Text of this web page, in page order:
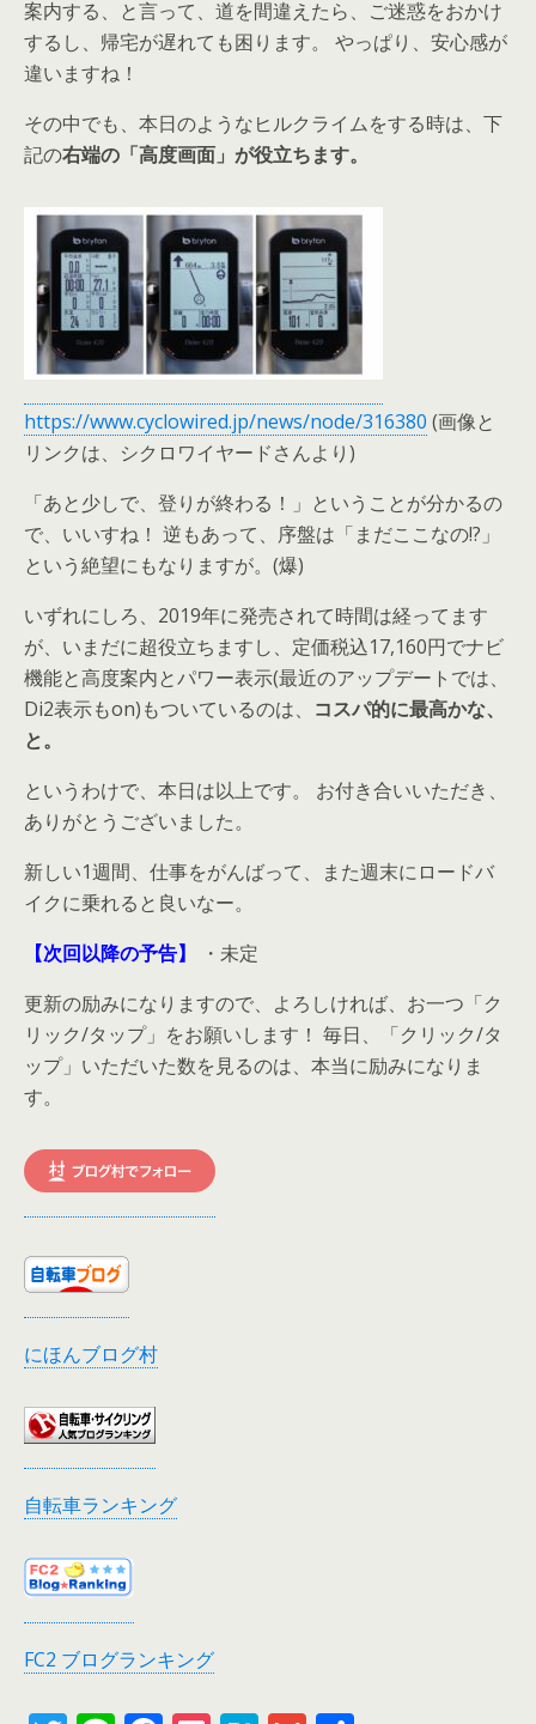
案内する、と言って、道を間違えたら、ご迷惑をおかけ
するし、帰宅が遅れても困ります。 やっぱり、安心感が
違いますね！
その中でも、本日のようなヒルクライムをする時は、下
記の右端の「高度画面」が役立ちます。
https://www.cyclowired.jp/news/node/316380 (画像と
リンクは、シクロワイヤードさんより)
「あと少しで、登りが終わる！」ということが分かるの
で、いいすね！ 逆もあって、序盤は「まだここなの!?」
という絶望にもなりますが。(爆)
いずれにしろ、2019年に発売されて時間は経ってます
が、いまだに超役立ちますし、定価税込17,160円でナビ
機能と高度案内とパワー表示(最近のアップデートでは、
Di2表示もon)もついているのは、 コスパ的に最高かな、
と。
というわけで、本日は以上です。 お付き合いいただき、
ありがとうございました。
新しい1週間、仕事をがんばって、また週末にロードバ
イクに乗れると良いなー。
【次回以降の予告】
・未定
更新の励みになりますので、よろしければ、お一つ「ク
リック/タップ」をお願いします！ 毎日、「クリック/タ
ップ」いただいた数を見るのは、本当に励みになりま
す。
にほんブログ村
自転車ランキング
FC2 ブログランキング